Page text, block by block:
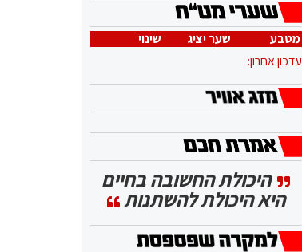
מטבע שער יציג
שינוי
עדכון אחרון:
היכולת החשובה בחיים
היא היכולת להשתנות